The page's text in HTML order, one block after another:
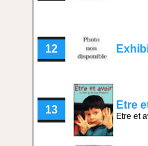
12
13 Etre
Etre et